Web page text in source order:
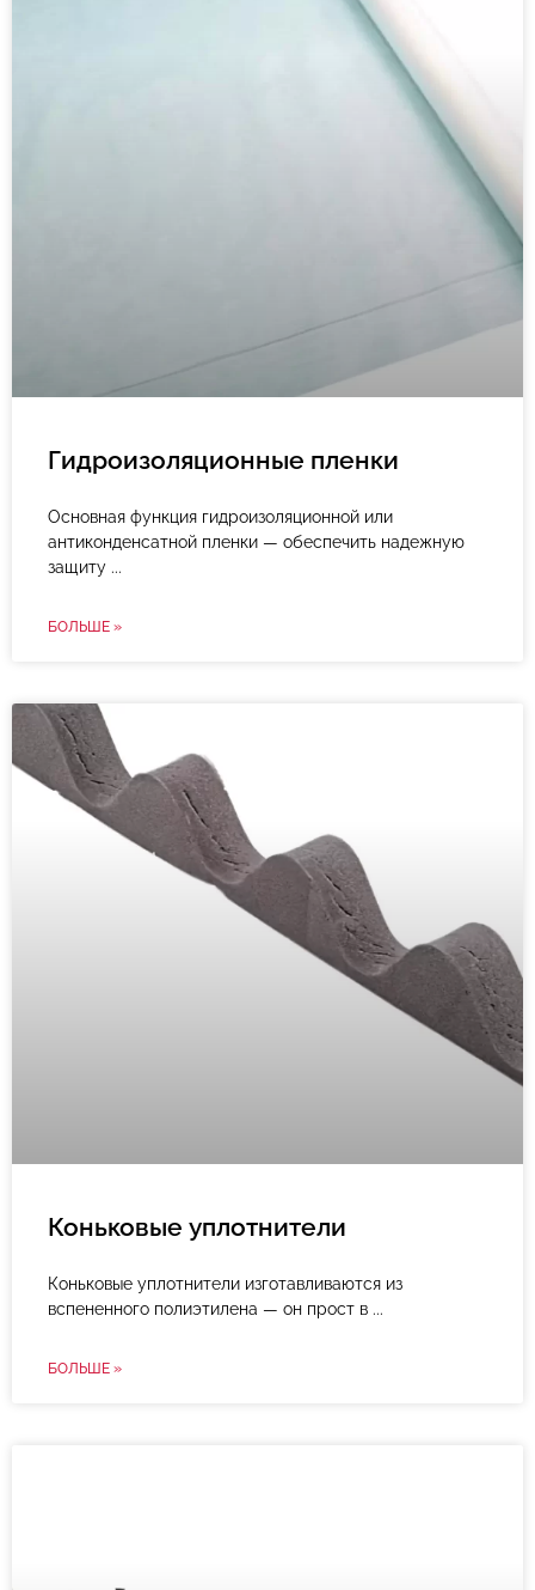
Гидроизоляционные пленки
Основная функция гидроизоляционной или
антиконденсатной пленки — обеспечить надежную
защиту
БОЛЬШЕ »
Коньковые уплотнители
Коньковые уплотнители изготавливаются из
вспененного полиэтилена — он прост в
БОЛЬШЕ »